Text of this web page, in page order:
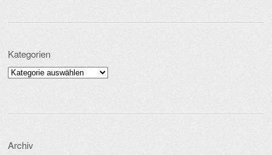
Kategorien
Kategorien
Archiv